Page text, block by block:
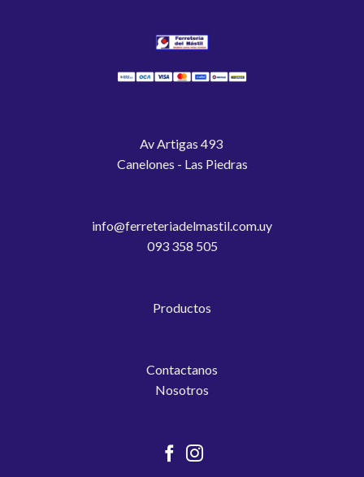
Av Artigas 493
Canelones - Las Piedras
info@ferreteriadelmastil.com.uy
093 358 505
Productos
Contactanos
Nosotros